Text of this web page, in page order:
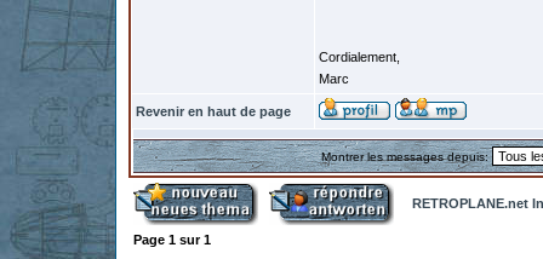
Cordialement,
Marc
Revenir en haut de page
Montrer les messages depuis:
RETROPLANE.net
Page 1 sur1